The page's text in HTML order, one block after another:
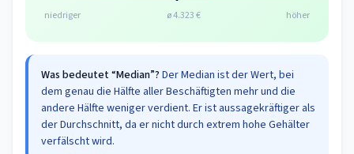
niedriger ø 4.323 € höher
Was bedeutet “Median”? Der Median ist der Wert, bei
dem genau die Hälfte aller Beschäftigten mehr und die
andere Hälfte weniger verdient. Er ist aussagekräftiger als
der Durchschnitt, da er nicht durch extrem hohe Gehälter
verfälscht wird.